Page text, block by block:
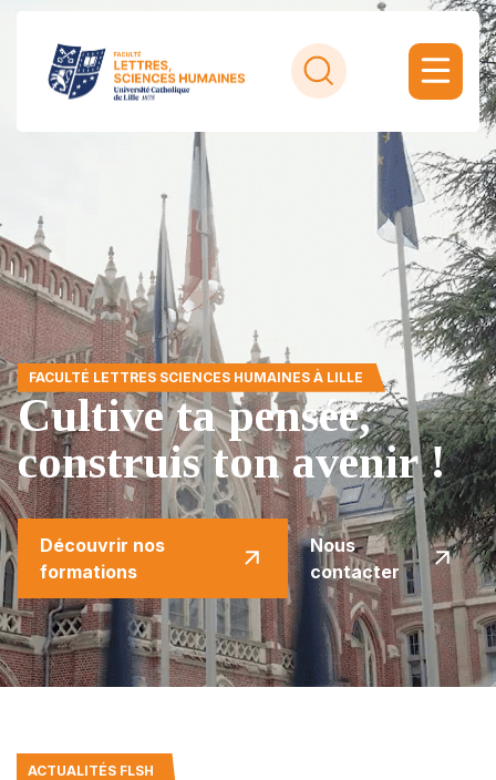
FACULTÉ LETTRES SCIENCES HUMAINES À LILLE
Cultive ta pensée,
construis ton avenir !
Découvrir nos
formations
Nous
contacter
ACTUALITÉS FLSH